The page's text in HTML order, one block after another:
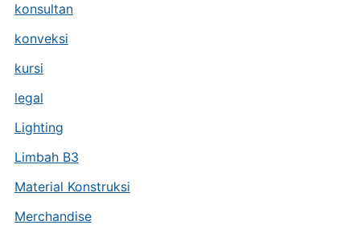
konsultan
konveksi
kursi
legal
Lighting
Limbah B3
Material Konstruksi
Merchandise